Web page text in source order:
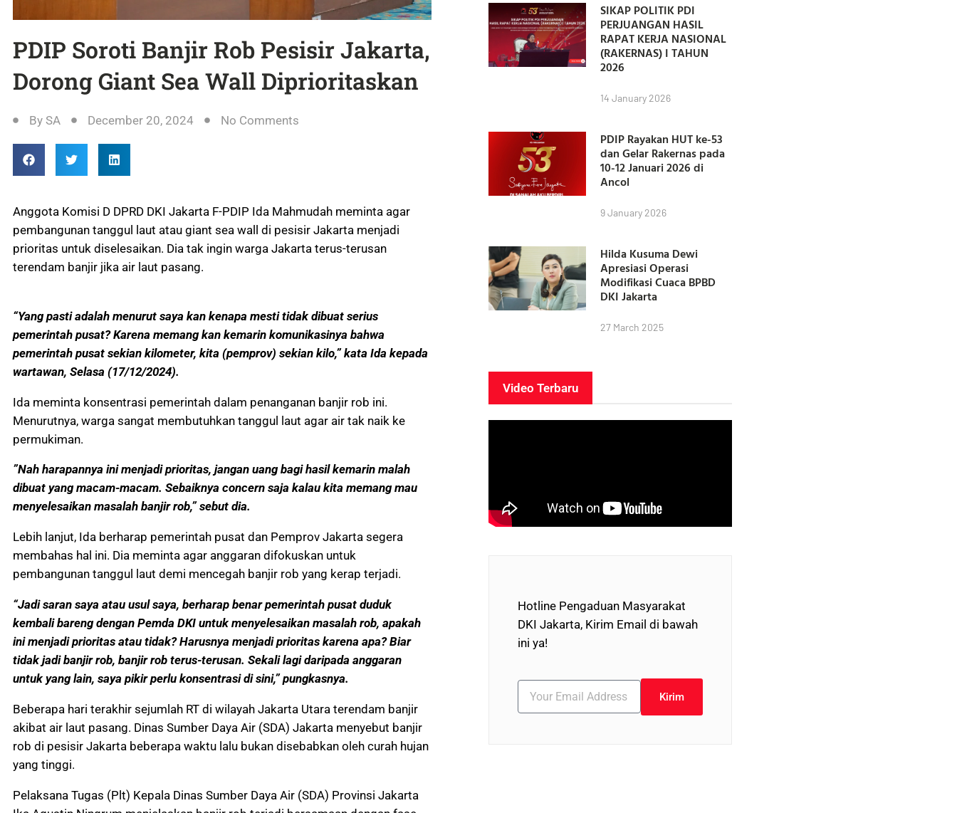
PDIP Soroti Banjir Rob Pesisir Jakarta,
Dorong Giant Sea Wall Diprioritaskan
By SA December 20, 2024 No Comments
Anggota Komisi D DPRD DKI Jakarta F-PDIP Ida Mahmudah meminta agar
pembangunan tanggul laut atau giant sea wall di pesisir Jakarta menjadi
prioritas untuk diselesaikan. Dia tak ingin warga Jakarta terus-terusan
terendam banjir jika air laut pasang.
“Yang pasti adalah menurut saya kan kenapa mesti tidak dibuat serius
pemerintah pusat? Karena memang kan kemarin komunikasinya bahwa
pemerintah pusat sekian kilometer, kita (pemprov) sekian kilo,” kata Ida kepada
wartawan, Selasa (17/12/2024).
Ida meminta konsentrasi pemerintah dalam penanganan banjir rob ini.
Menurutnya, warga sangat membutuhkan tanggul laut agar air tak naik ke
permukiman.
”Nah harapannya ini menjadi prioritas, jangan uang bagi hasil kemarin malah
dibuat yang macam-macam. Sebaiknya concern saja kalau kita memang mau
menyelesaikan masalah banjir rob,” sebut dia.
Lebih lanjut, Ida berharap pemerintah pusat dan Pemprov Jakarta segera
membahas hal ini. Dia meminta agar anggaran difokuskan untuk
pembangunan tanggul laut demi mencegah banjir rob yang kerap terjadi.
“Jadi saran saya atau usul saya, berharap benar pemerintah pusat duduk
kembali bareng dengan Pemda DKI untuk menyelesaikan masalah rob, apakah
ini menjadi prioritas atau tidak? Harusnya menjadi prioritas karena apa? Biar
tidak jadi banjir rob, banjir rob terus-terusan. Sekali lagi daripada anggaran
untuk yang lain, saya pikir perlu konsentrasi di sini,” pungkasnya.
Beberapa hari terakhir sejumlah RT di wilayah Jakarta Utara terendam banjir
akibat air laut pasang. Dinas Sumber Daya Air (SDA) Jakarta menyebut banjir
rob di pesisir Jakarta beberapa waktu lalu bukan disebabkan oleh curah hujan
yang tinggi.
Pelaksana Tugas (Plt) Kepala Dinas Sumber Daya Air (SDA) Provinsi Jakarta
SIKAP POLITIK PDI
PERJUANGAN HASIL
RAPAT KERJA NASIONAL
(RAKERNAS) I TAHUN
2026
14 January 2026
PDIP Rayakan HUT ke-53
dan Gelar Rakernas pada
10-12 Januari 2026 di
Ancol
9 January 2026
Hilda Kusuma Dewi
Apresiasi Operasi
Modifikasi Cuaca BPBD
DKI Jakarta
27 March 2025
Video Terbaru
Hotline Pengaduan Masyarakat
DKI Jakarta, Kirim Email di bawah
ini ya!
Kirim